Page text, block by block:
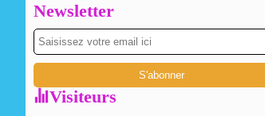
Newsletter
Visiteurs